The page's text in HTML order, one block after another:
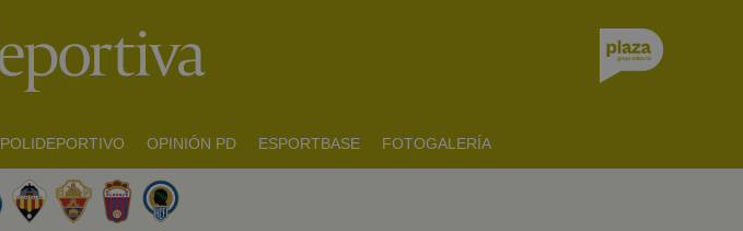
POLIDEPORTIVO OPINIÓN PD ESPORTBASE FOTOGALERÍA